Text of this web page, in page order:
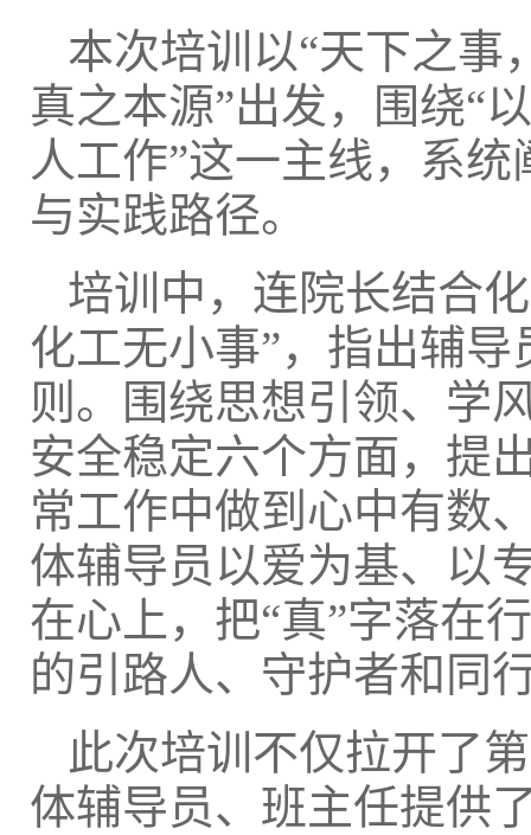
本次培训以“天下之事
真之本源”出发，围绕“
人工作”这一主线，系
与实践路径。
培训中，连院长结合
化工无小事”，指出辅
则。围绕思想引领、学
安全稳定六个方面，提
常工作中做到心中有数
体辅导员以爱为基、以
在心上，把“真”字落在
的引路人、守护者和同
此次培训不仅拉开了
体辅导员、班主任提供